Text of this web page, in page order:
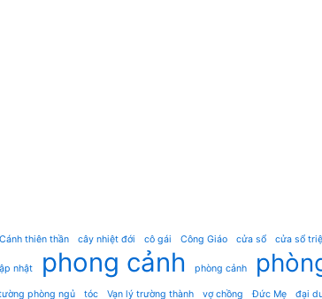
Cánh thiên thần cây nhiệt đới cô gái Công Giáo cửa sổ cửa sổ
nhật phong cảnh phòng cảnh
phòng ngủ tóc Vạn lý trường thành vợ chồng Đức Mẹ đại